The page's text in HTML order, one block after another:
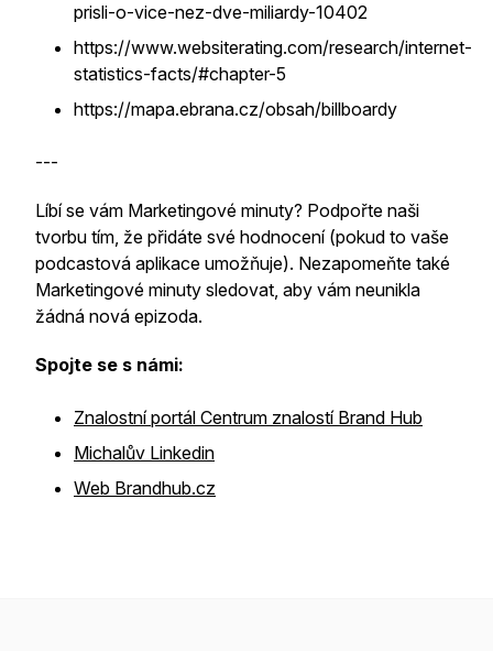
prisli-o-vice-nez-dve-miliardy-10402
https://www.websiterating.com/research/internet-
statistics-facts/#chapter-5
https://mapa.ebrana.cz/obsah/billboardy
---
Líbí se vám Marketingové minuty? Podpořte naši
tvorbu tím, že přidáte své hodnocení (pokud to vaše
podcastová aplikace umožňuje). Nezapomeňte také
Marketingové minuty sledovat, aby vám neunikla
žádná nová epizoda.
Spojte se s námi:
Znalostní portál Centrum znalostí Brand Hub
Michalův Linkedin
Web Brandhub.cz